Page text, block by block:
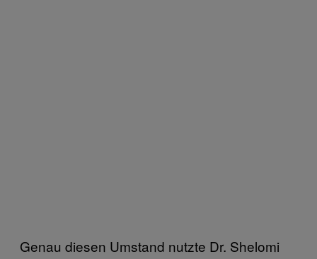
Genau diesen Umstand nutzte Dr. Shelomi